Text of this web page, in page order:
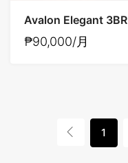
Avalon Elegant 3BR
₱90,000/月
1